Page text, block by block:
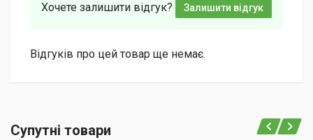
Хочете залишити відгук? Залишити відгук
Відгуків про цей товар ще немає.
Супутні товари